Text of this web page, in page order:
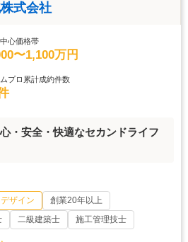
式会社
心価格帯
〜1,100万円
プロ累計成約件数
・安全・快適なセカンドライフ
デザイン
創業20年以上
二級建築士 施工管理技士